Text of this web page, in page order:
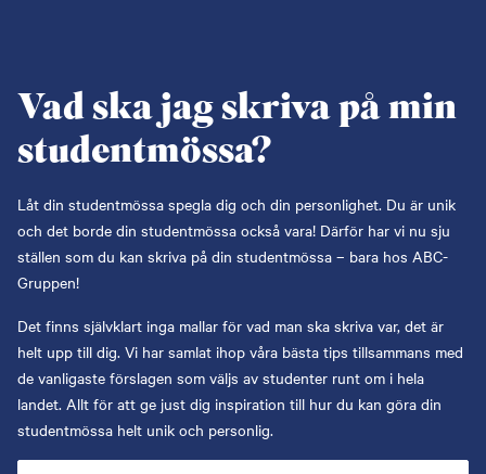
Vad ska jag skriva på min
studentmössa?
Låt din studentmössa spegla dig och din personlighet. Du är unik
och det borde din studentmössa också vara! Därför har vi nu sju
ställen som du kan skriva på din studentmössa – bara hos ABC-
Gruppen!
Det finns självklart inga mallar för vad man ska skriva var, det är
helt upp till dig. Vi har samlat ihop våra bästa tips tillsammans med
de vanligaste förslagen som väljs av studenter runt om i hela
landet. Allt för att ge just dig inspiration till hur du kan göra din
studentmössa helt unik och personlig.